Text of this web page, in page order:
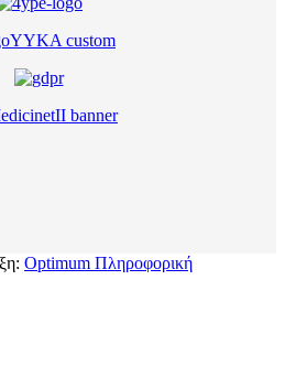
Optimum Πληροφορική